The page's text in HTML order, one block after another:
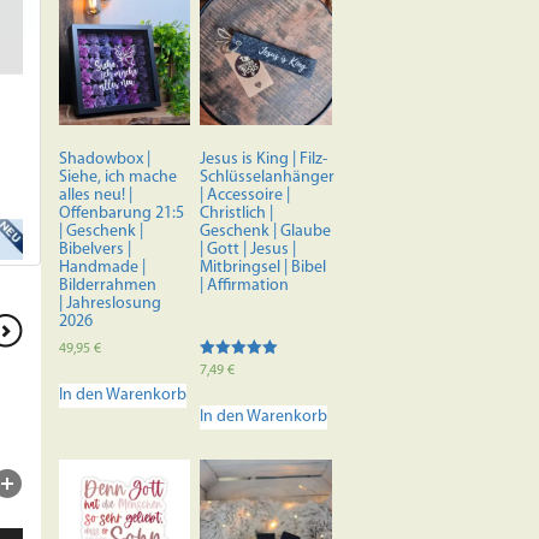
Shadowbox |
Siehe, ich mache
alles neu! |
Offenbarung 21:5
| Geschenk |
Bibelvers |
Handmade |
Bilderrahmen
| Jahreslosung
2026
49,95 €
In den Warenkorb
Jesus is King | Filz-
Schlüsselanhänger
| Accessoire |
Christlich |
Geschenk | Glaube
| Gott | Jesus |
Mitbringsel | Bibel
| Affirmation
Bewertet mit
7,49€
In den Warenkorb